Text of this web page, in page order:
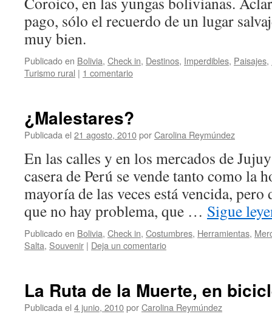
pago, sólo el recuerdo de un lugar
muy bien.
Publicado en Bolivia, Check in, Destinos, Imperdibles, Paisajes,
Turismo rural | 1 comentario
¿Malestares?
Publicada el 21 agosto, 2010porCarolina Reymúndez
En las calles y en los mercados de
casera de Perú se vende tanto como la
mayoría de las veces está vencida, pero
que no hay problema, que … Sigue
Publicado en Bolivia, Check in, Costumbres, Herramientas,
Salta, Souvenir | Deja un comentario
La Ruta de la Muerte, en
Publicada el 4 junio, 2010porCarolina Reymúndez